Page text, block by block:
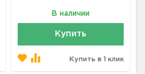
В наличии
Купить
Купить в 1 клик